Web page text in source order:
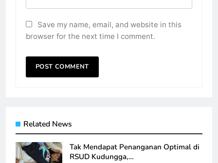
Save my name, email, and website in this
browser for the next time I comment.
Related News
Tak Mendapat Penanganan Optimal di
RSUD Kudungga,…